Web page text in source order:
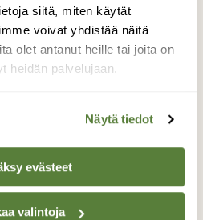
siitä, miten käytät
voivat yhdistää näitä
olet antanut heille tai joita on
heidän palvelujaan.
Näytä tiedot
evästeet
valintoja
Kirsi Karlsson
etusivulle